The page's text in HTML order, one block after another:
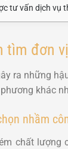
tư vấn dịch vụ
tìm đơn
ra những
khác
nhầm
chất